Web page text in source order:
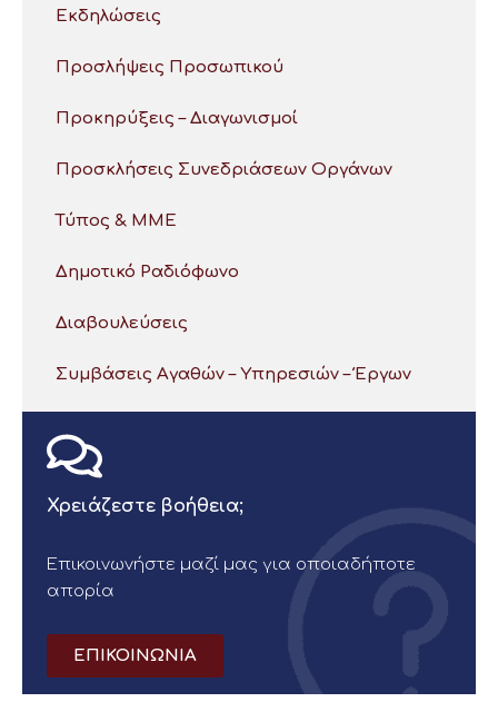
Εκδηλώσεις
Προσλήψεις Προσωπικού
Προκηρύξεις – Διαγωνισμοί
Προσκλήσεις Συνεδριάσεων Οργάνων
Τύπος & ΜΜΕ
Δημοτικό Ραδιόφωνο
Διαβουλεύσεις
Συμβάσεις Αγαθών – Υπηρεσιών – Έργων
Χρειάζεστε βοήθεια;
Επικοινωνήστε μαζί μας για οποιαδήποτε
απορία
ΕΠΙΚΟΙΝΩΝΙΑ